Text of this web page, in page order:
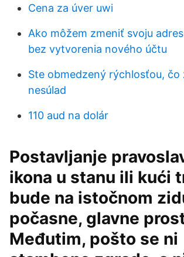
Cena za úver uwi
Ako môžem zmeniť svoju
bez vytvorenia nového účtu
Ste obmedzený rýchlosťou, čo
nesúlad
110 aud na dolár
Postavljanje
ikona u stanu ili kući
bude na istočnom
počasne, glavne
Međutim, pošto se ni